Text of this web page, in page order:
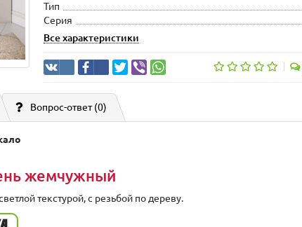
Тип
Серия
Все характеристики
Вопрос-ответ(0)
жемчужный
текстурой, с резьбой по дереву.